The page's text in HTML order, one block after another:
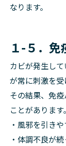
なります。
１-５．免
カビが発生し
が常に刺激を受
その結果、免
ことがあります。
・風邪を引き
・体調不良が続